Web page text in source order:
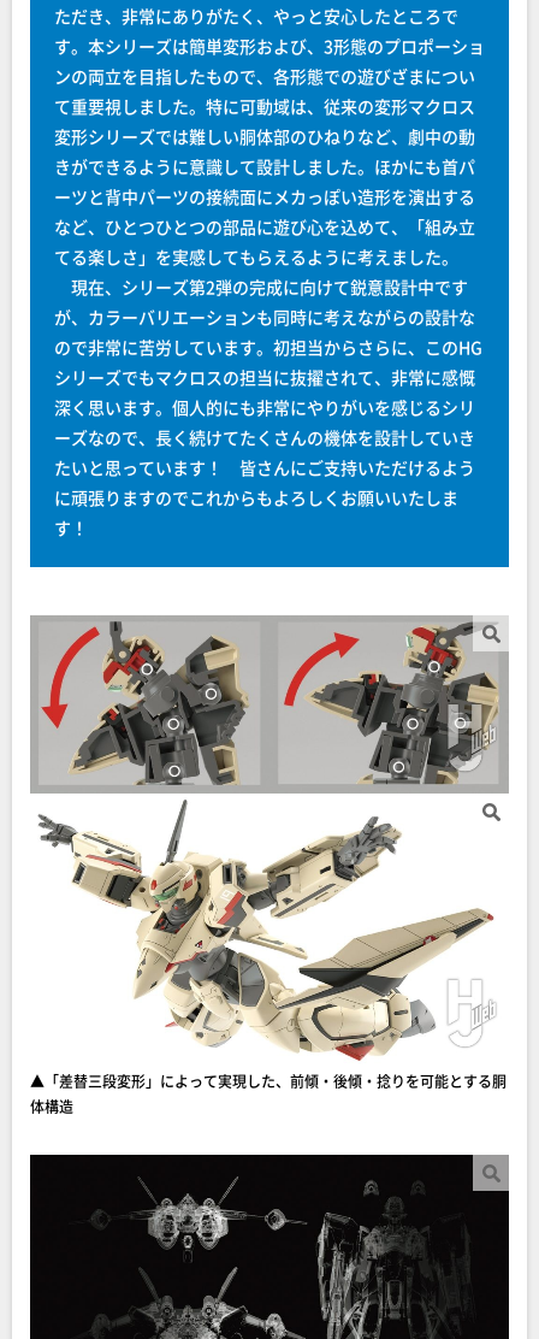
ただき、非常にありがたく、やっと安心したところで
す。本シリーズは簡単変形および、3形態のプロポーショ
ンの両立を目指したもので、各形態での遊びざまについ
て重要視しました。特に可動域は、従来の変形マクロス
変形シリーズでは難しい胴体部のひねりなど、劇中の動
きができるように意識して設計しました。ほかにも首パ
ーツと背中パーツの接続面にメカっぽい造形を演出する
など、ひとつひとつの部品に遊び心を込めて、「組み立
てる楽しさ」を実感してもらえるように考えました。
現在、シリーズ第2弾の完成に向けて鋭意設計中です
が、カラーバリエーションも同時に考えながらの設計な
ので非常に苦労しています。初担当からさらに、このHG
シリーズでもマクロスの担当に抜擢されて、非常に感慨
深く思います。個人的にも非常にやりがいを感じるシリ
ーズなので、長く続けてたくさんの機体を設計していき
たいと思っています！ 皆さんにご支持いただけるよう
に頑張りますのでこれからもよろしくお願いいたしま
す！
▲「差替三段変形」によって実現した、前傾・後傾・捻りを可能とする胴
体構造